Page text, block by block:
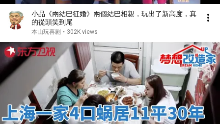
小品《兩結巴征婚》兩個結巴相親，玩出了新高度，真
的從頭笑到尾
本山玩喜剧 • 302K views